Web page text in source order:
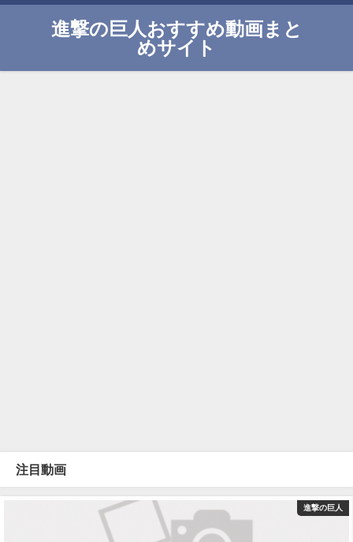
進撃の巨人おすすめ動画まと
めサイト
注目動画
進撃の巨人